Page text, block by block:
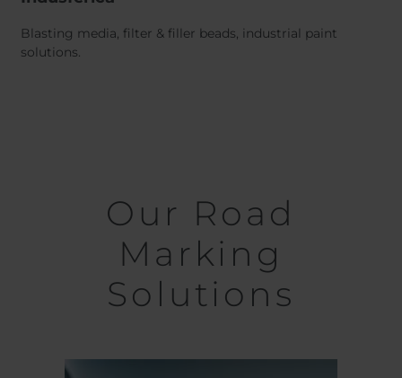
Blasting media, filter & filler beads, industrial paint
solutions.
Our Road
Marking
Solutions